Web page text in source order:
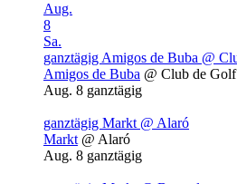
Aug.
8
Sa.
ganztägig Amigos de Buba @
Amigos de Buba @ Club de
Aug. 8 ganztägig
ganztägig Markt @ Alaró
Markt @ Alaró
Aug. 8 ganztägig